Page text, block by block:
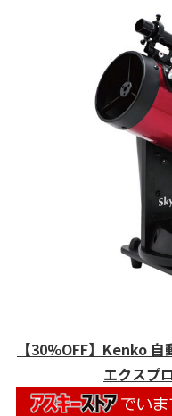
【30%OFF】Kenko
エクスプ